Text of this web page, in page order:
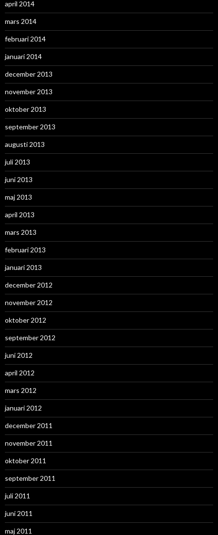
april 2014
mars 2014
februari 2014
januari 2014
december 2013
november 2013
oktober 2013
september 2013
augusti 2013
juli 2013
juni 2013
maj 2013
april 2013
mars 2013
februari 2013
januari 2013
december 2012
november 2012
oktober 2012
september 2012
juni 2012
april 2012
mars 2012
januari 2012
december 2011
november 2011
oktober 2011
september 2011
juli 2011
juni 2011
maj 2011